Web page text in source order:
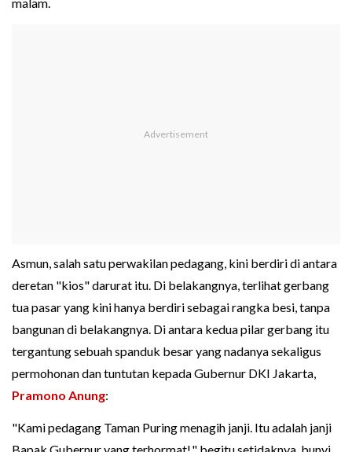
Asmun, salah satu perwakilan pedagang, kini berdiri di antara
deretan "kios" darurat itu. Di belakangnya, terlihat gerbang
tua pasar yang kini hanya berdiri sebagai rangka besi, tanpa
bangunan di belakangnya. Di antara kedua pilar gerbang itu
tergantung sebuah spanduk besar yang nadanya sekaligus
permohonan dan tuntutan kepada Gubernur DKI Jakarta,
Pramono Anung:
"Kami pedagang Taman Puring menagih janji. Itu adalah janji